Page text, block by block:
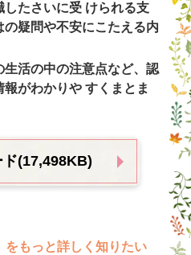
たさいに受 けられる支
疑問や不安にこたえる内
生活の中の注意点など、認
がわかりや すくまとま
(17,498KB)
をもっと詳しく知りたい